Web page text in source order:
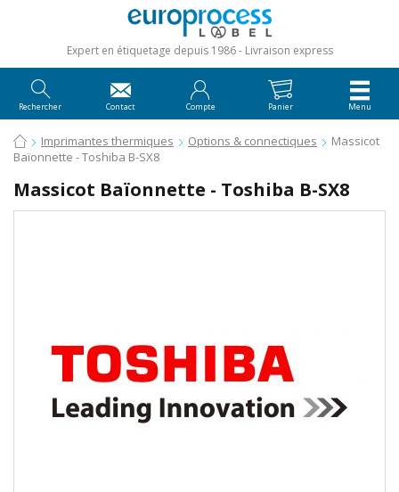
Expert en étiquetage depuis 1986 Livraison express
Rechercher Contact Compte Panier Menu
Imprimantes thermiques Options & connectiques
Massicot
Baïonnette - Toshiba B-SX8
Massicot Baïonnette - Toshiba B-SX8